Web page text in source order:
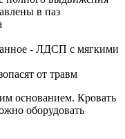
в паз
- ЛДСП с мягкими
от травм
основанием. Кровать
оборудовать